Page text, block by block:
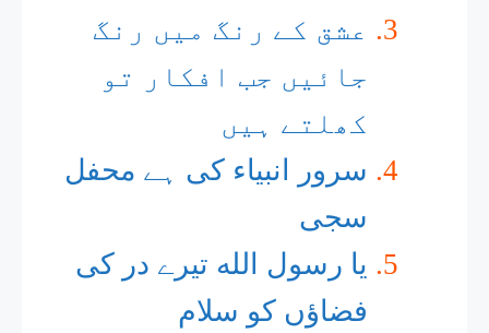
عشق کے رنگ میں رنگ
جائیں جب افکار تو
کھلتے ہیں
سرور انبیاء کی ہے محفل
سجی
یا رسول الله تیرے در کی
فضاؤں کو سلام